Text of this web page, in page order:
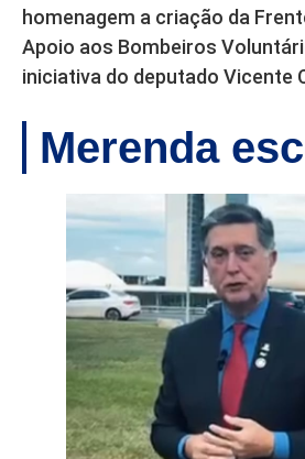
homenagem a criação da
Apoio aos Bombeiros
iniciativa do deputado Vicente
Merenda